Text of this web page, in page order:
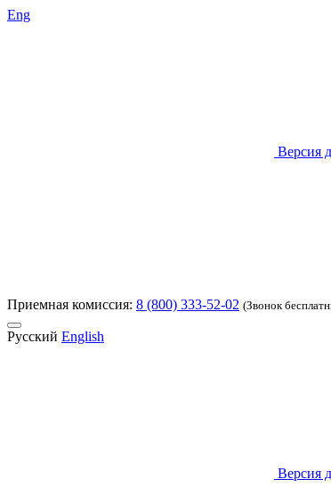
Eng
Версия
Приемная комиссия: 8 (800) 333-52-02 (Звонок
Русский English
Версия